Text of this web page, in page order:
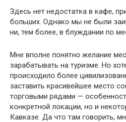
Здесь нет недостатка в кафе,
больших. Однако мы не были
ни, тем более, в блуждании по
Мне вполне понятно желание
зарабатывать на туризме. Но
происходило более
заставить красивейшее место
торговыми рядами —
конкретной локации, но и
Кавказе. Да что там говорить,